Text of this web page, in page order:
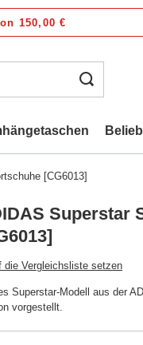
150,00 €
[CG6013]
Superstar
die Vergleichsliste setzen
Superstar-Modell aus der
vorgestellt.